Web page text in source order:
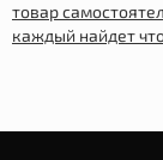
товар
каждый найдет